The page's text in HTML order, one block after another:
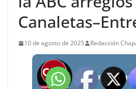
10 de agosto de 2025 Redacción